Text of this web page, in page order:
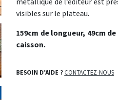
visibles sur le plateau.
159cm de longueur, 49cm
caisson.
BESOIN D'AIDE ?CONTACTEZ-NOUS